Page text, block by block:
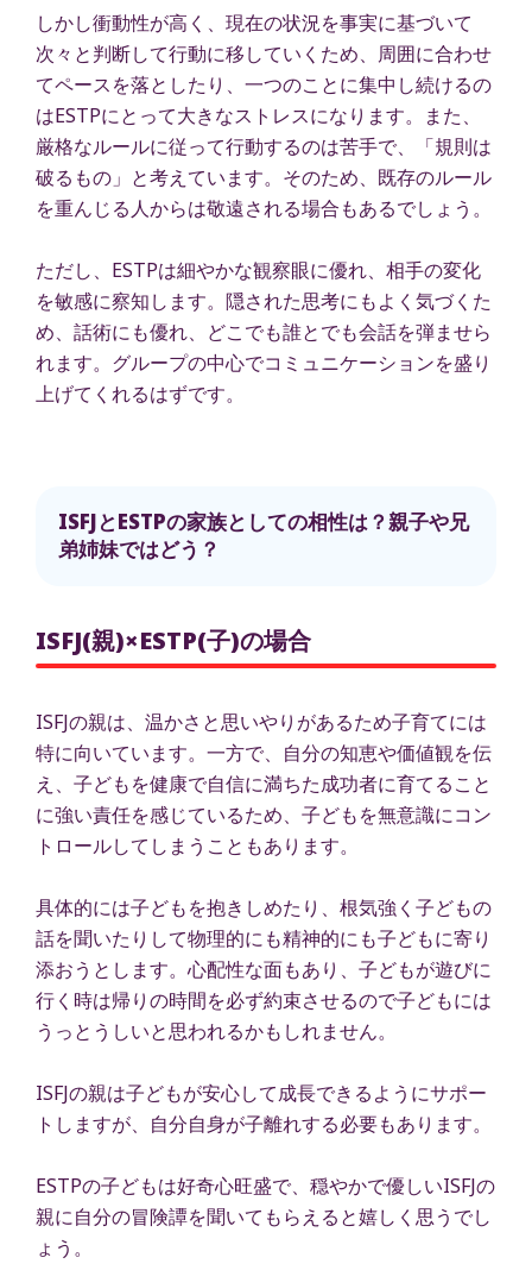
しかし衝動性が高く、現在の状況を事実に基づいて
次々と判断して行動に移していくため、周囲に合わせ
てペースを落としたり、一つのことに集中し続けるの
はESTPにとって大きなストレスになります。また、
厳格なルールに従って行動するのは苦手で、「規則は
破るもの」と考えています。そのため、既存のルール
を重んじる人からは敬遠される場合もあるでしょう。
ただし、ESTPは細やかな観察眼に優れ、相手の変化
を敏感に察知します。隠された思考にもよく気づくた
め、話術にも優れ、どこでも誰とでも会話を弾ませら
れます。グループの中心でコミュニケーションを盛り
上げてくれるはずです。
ISFJとESTPの家族としての相性は？親子や兄
弟姉妹ではどう？
ISFJ(親)×ESTP(子)の場合
ISFJの親は、温かさと思いやりがあるため子育てには
特に向いています。一方で、自分の知恵や価値観を伝
え、子どもを健康で自信に満ちた成功者に育てること
に強い責任を感じているため、子どもを無意識にコン
トロールしてしまうこともあります。
具体的には子どもを抱きしめたり、根気強く子どもの
話を聞いたりして物理的にも精神的にも子どもに寄り
添おうとします。心配性な面もあり、子どもが遊びに
行く時は帰りの時間を必ず約束させるので子どもには
うっとうしいと思われるかもしれません。
ISFJの親は子どもが安心して成長できるようにサポー
トしますが、自分自身が子離れする必要もあります。
ESTPの子どもは好奇心旺盛で、穏やかで優しいISFJの
親に自分の冒険譚を聞いてもらえると嬉しく思うでし
ょう。